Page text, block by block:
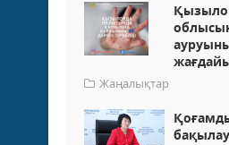
Жаңалықтар